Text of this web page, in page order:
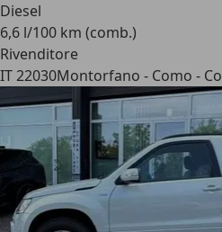
Diesel
6,6 l/100 km (comb.)
Rivenditore
IT 22030Montorfano - Como - Co